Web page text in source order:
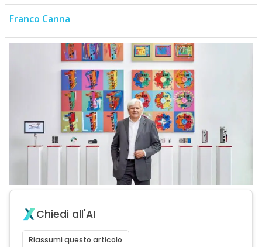
Franco Canna
Chiedi all'AI
Riassumi questo articolo